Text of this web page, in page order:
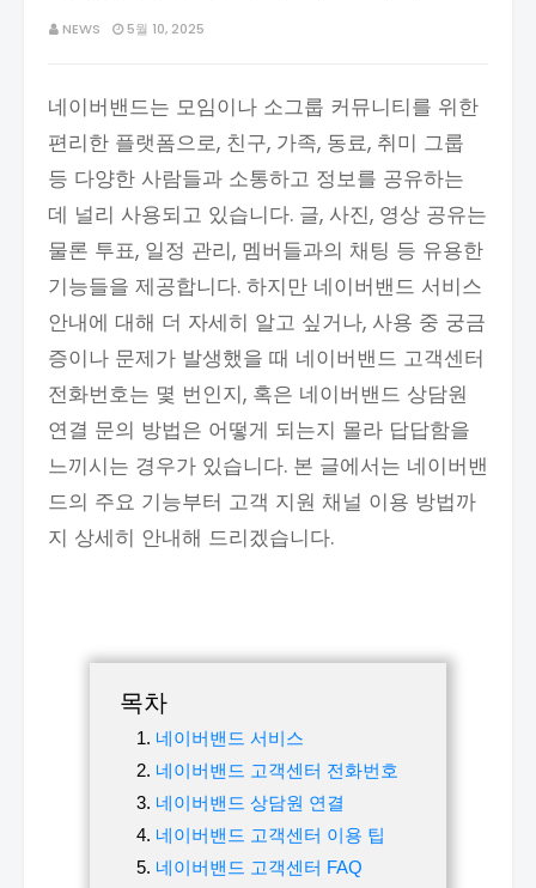
NEWS 5월 10, 2025
네이버밴드는 모임이나 소그룹 커뮤니티를 위한
편리한 플랫폼으로, 친구, 가족, 동료, 취미 그룹
등 다양한 사람들과 소통하고 정보를 공유하는
데 널리 사용되고 있습니다. 글, 사진, 영상 공유는
물론 투표, 일정 관리, 멤버들과의 채팅 등 유용한
기능들을 제공합니다. 하지만 네이버밴드 서비스
안내에 대해 더 자세히 알고 싶거나, 사용 중 궁금
증이나 문제가 발생했을 때 네이버밴드 고객센터
전화번호는 몇 번인지, 혹은 네이버밴드 상담원
연결 문의 방법은 어떻게 되는지 몰라 답답함을
느끼시는 경우가 있습니다. 본 글에서는 네이버밴
드의 주요 기능부터 고객 지원 채널 이용 방법까
지 상세히 안내해 드리겠습니다.
목차
네이버밴드 서비스
네이버밴드 고객센터 전화번호
네이버밴드 상담원 연결
네이버밴드 고객센터 이용 팁
네이버밴드 고객센터 FAQ